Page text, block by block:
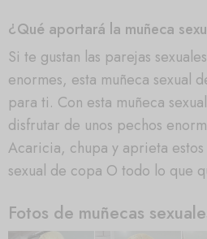
¿Qué aportará la muñeca
Si te gustan las parejas
enormes, esta muñeca sexual
para ti. Con esta muñeca
disfrutar de unos pechos
Acaricia, chupa y aprieta
sexual de copa O todo lo que
Fotos de muñecas